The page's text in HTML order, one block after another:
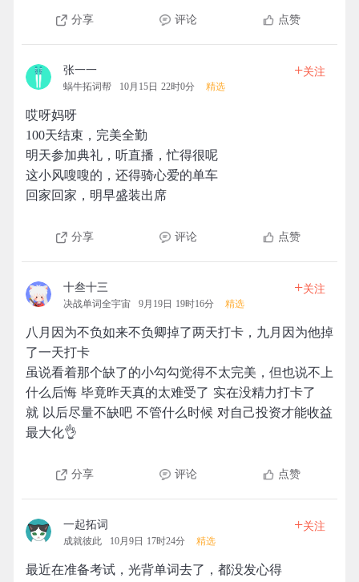
分享 评论 点赞
张一一
蜗牛拓词帮 10月15日 22时0分 精选
+关注
哎呀妈呀
100天结束，完美全勤
明天参加典礼，听直播，忙得很呢
这小风嗖嗖的，还得骑心爱的单车
回家回家，明早盛装出席
分享 评论 点赞
十叁十三
决战单词全宇宙 9月19日 19时16分 精选
+关注
八月因为不负如来不负卿掉了两天打卡，九月因为他掉
了一天打卡
虽说看着那个缺了的小勾勾觉得不太完美，但也说不上
什么后悔 毕竟昨天真的太难受了 实在没精力打卡了
就 以后尽量不缺吧 不管什么时候 对自己投资才能收益
最大化👌
分享 评论 点赞
一起拓词
成就彼此 10月9日 17时24分 精选
+关注
最近在准备考试，光背单词去了，都没发心得